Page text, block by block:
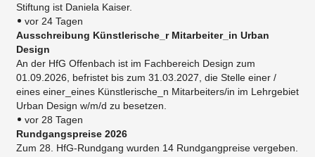
Stiftung ist Daniela Kaiser.
vor 24 Tagen
Ausschreibung Künstlerische_r Mitarbeiter_in Urban
Design
An der HfG Offenbach ist im Fachbereich Design zum
01.09.2026, befristet bis zum 31.03.2027, die Stelle einer /
eines einer_eines Künstlerische_n Mitarbeiters/in im Lehrgebiet
Urban Design w/m/d zu besetzen.
vor 28 Tagen
Rundgangspreise 2026
Zum 28. HfG-Rundgang wurden 14 Rundgangpreise vergeben.